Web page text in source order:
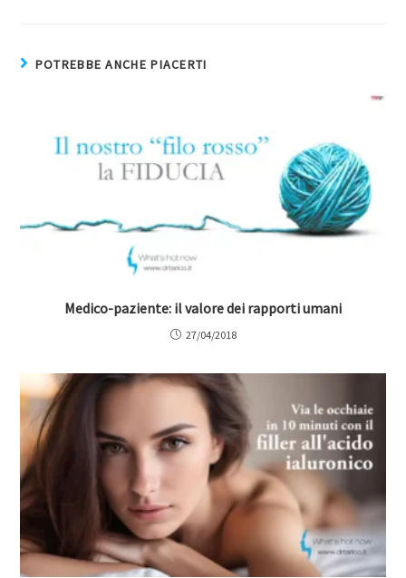
POTREBBE ANCHE PIACERTI
Medico-paziente: il valore dei rapporti umani
27/04/2018